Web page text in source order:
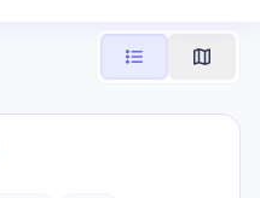
format_list_bulleted map